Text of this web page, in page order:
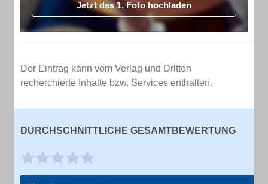
Jetzt das 1. Foto hochladen
Der Eintrag kann vom Verlag und Dritten
recherchierte Inhalte bzw. Services enthalten.
DURCHSCHNITTLICHE GESAMTBEWERTUNG